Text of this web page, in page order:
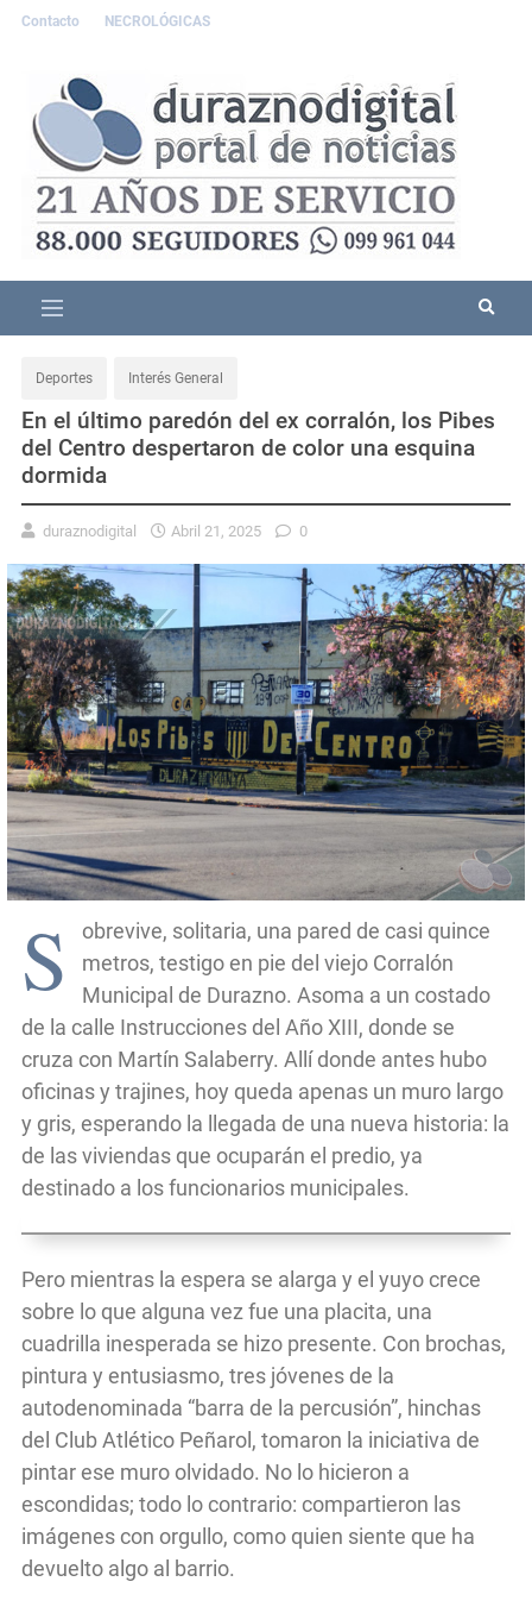
Contacto NECROLÓGICAS
Deportes Interés General
En el último paredón del ex corralón, los Pibes
del Centro despertaron de color una esquina
dormida
duraznodigital Abril 21, 2025 0
S
obrevive, solitaria, una pared de casi quince
metros, testigo en pie del viejo Corralón
Municipal de Durazno. Asoma a un costado
de la calle Instrucciones del Año XIII, donde se
cruza con Martín Salaberry. Allí donde antes hubo
oficinas y trajines, hoy queda apenas un muro largo
y gris, esperando la llegada de una nueva historia: la
de las viviendas que ocuparán el predio, ya
destinado a los funcionarios municipales.
Pero mientras la espera se alarga y el yuyo crece
sobre lo que alguna vez fue una placita, una
cuadrilla inesperada se hizo presente. Con brochas,
pintura y entusiasmo, tres jóvenes de la
autodenominada “barra de la percusión”, hinchas
del Club Atlético Peñarol, tomaron la iniciativa de
pintar ese muro olvidado. No lo hicieron a
escondidas; todo lo contrario: compartieron las
imágenes con orgullo, como quien siente que ha
devuelto algo al barrio.